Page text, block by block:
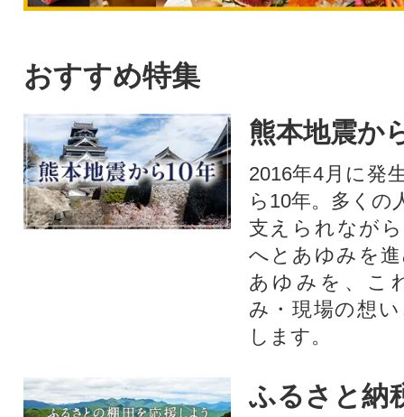
おすすめ特集
熊本地震か
2016年4月に発
ら10年。多くの
支えられなが
へとあゆみを
あゆみを、こ
み・現場の想
します。
ふるさと納